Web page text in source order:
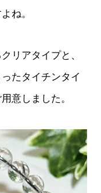
ね。
リアタイプと、
たタイチンタイ
意しました。